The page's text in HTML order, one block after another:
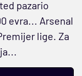
pazario
evra... Arsenal
lige. Za